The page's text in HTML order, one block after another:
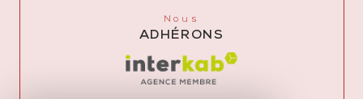
Nous
ADHÉRONS